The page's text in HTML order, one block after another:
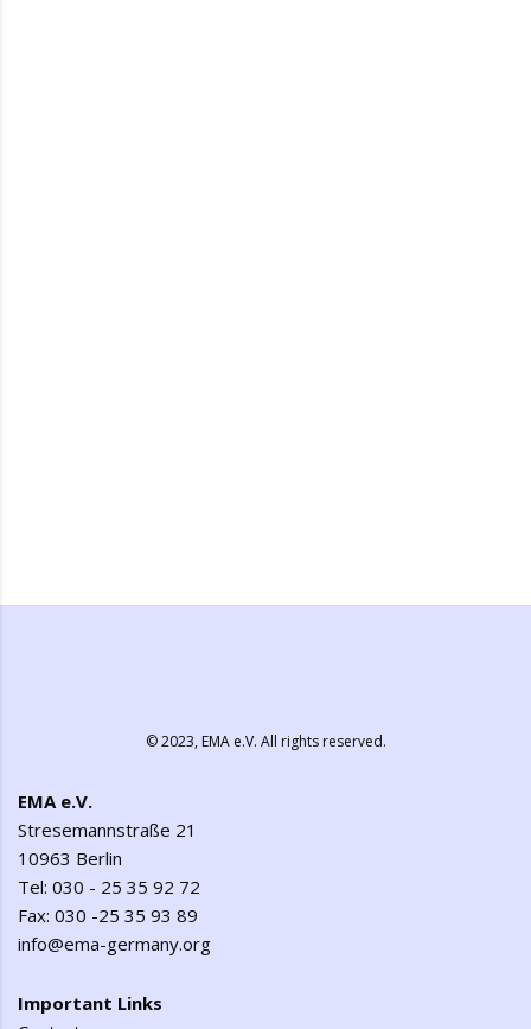
© 2023,EMA e.V. All rights reserved.
EMA e.V.
Stresemannstraße 21
10963 Berlin
Tel: 030 - 25 35 92 72
Fax: 030 -25 35 93 89
info@ema-germany.org
Important Links